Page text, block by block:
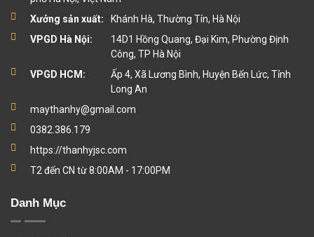
Xưởng sản xuất:
Khánh Hà, Thường Tín, Hà Nội
VPGD Hà Nội:
14D1 Hồng Quang, Đại Kim, Phường Định
Công, TP Hà Nội
VPGD HCM:
Ấp 4, Xã Lương Bình, Huyện Bến Lức, Tỉnh
Long An
maythanhy@gmail.com
0382.386.179
https://thanhyjsc.com
T2 đến CN từ 8:00AM - 17:00PM
Danh Mục